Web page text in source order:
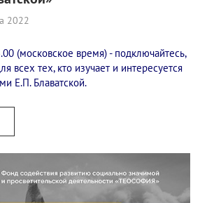
исследовательский Центр, им. Е.П.
теософские семинары России. Теософский
Конгресс
Конкурс, посвященный
2022
(московское время) - подключайтесь,
всех тех, кто изучает и интересуется
Е.П. Блаватской.